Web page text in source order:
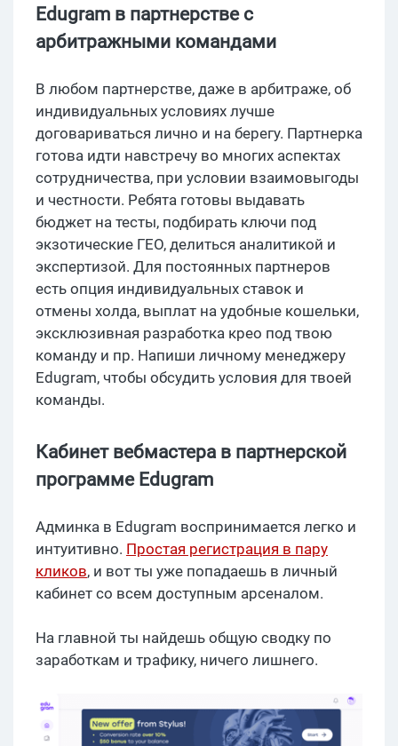
Edugram в партнерстве с
арбитражными командами
В любом партнерстве, даже в арбитраже, об
индивидуальных условиях лучше
договариваться лично и на берегу. Партнерка
готова идти навстречу во многих аспектах
сотрудничества, при условии взаимовыгоды
и честности. Ребята готовы выдавать
бюджет на тесты, подбирать ключи под
экзотические ГЕО, делиться аналитикой и
экспертизой. Для постоянных партнеров
есть опция индивидуальных ставок и
отмены холда, выплат на удобные кошельки,
эксклюзивная разработка крео под твою
команду и пр. Напиши личному менеджеру
Edugram, чтобы обсудить условия для твоей
команды.
Кабинет вебмастера в партнерской
программе Edugram
Админка в Edugram воспринимается легко и
интуитивно. Простая регистрация в пару
кликов, и вот ты уже попадаешь в личный
кабинет со всем доступным арсеналом.
На главной ты найдешь общую сводку по
заработкам и трафику, ничего лишнего.